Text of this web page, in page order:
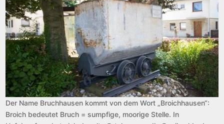
Der Name Bruchhausen kommt von dem Wort „Broichhausen“:
Broich bedeutet Bruch = sumpfige, moorige Stelle. In